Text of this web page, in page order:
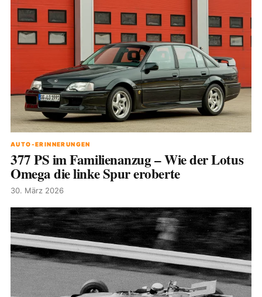
AUTO-ERINNERUNGEN
377 PS im Familienanzug – Wie der Lotus
Omega die linke Spur eroberte
30. März 2026